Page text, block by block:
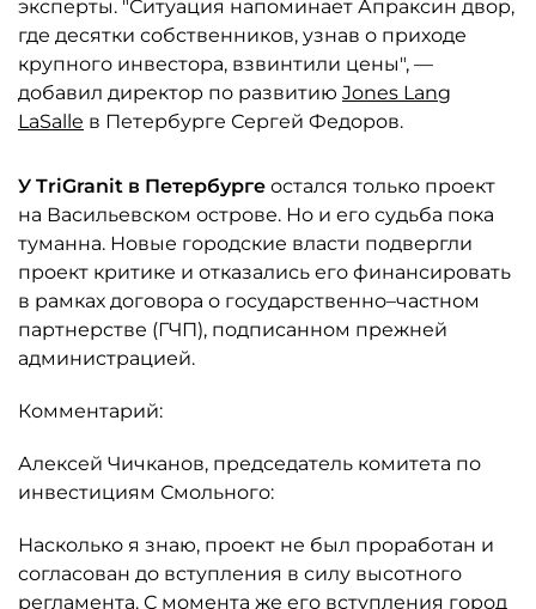
эксперты. "Ситуация напоминает Апраксин двор,
где десятки собственников, узнав о приходе
крупного инвестора, взвинтили цены", —
добавил директор по развитию Jones Lang
LaSalle в Петербурге Сергей Федоров.
У TriGranit в Петербурге остался только проект
на Васильевском острове. Но и его судьба пока
туманна. Новые городские власти подвергли
проект критике и отказались его финансировать
в рамках договора о государственно–частном
партнерстве (ГЧП), подписанном прежней
администрацией.
Комментарий:
Алексей Чичканов, председатель комитета по
инвестициям Смольного:
Насколько я знаю, проект не был проработан и
согласован до вступления в силу высотного
регламента. С момента же его вступления город